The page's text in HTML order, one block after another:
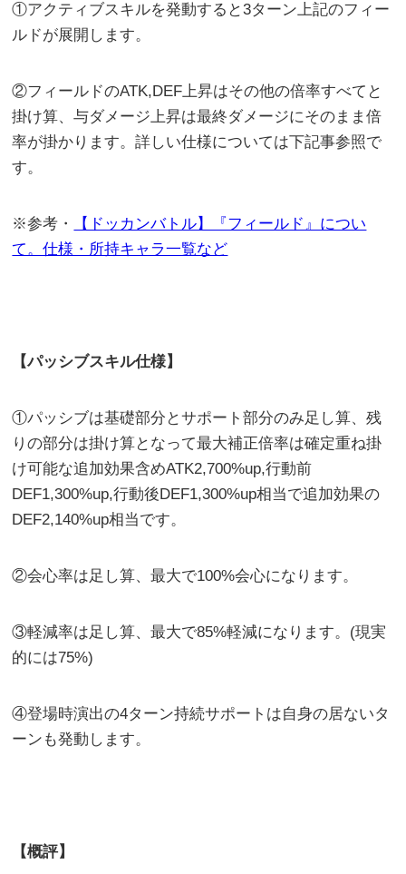
①アクティブスキルを発動すると3ターン上記のフィー
ルドが展開します。
②フィールドのATK,DEF上昇はその他の倍率すべてと
掛け算、与ダメージ上昇は最終ダメージにそのまま倍
率が掛かります。詳しい仕様については下記事参照で
す。
※参考・
【ドッカンバトル】『フィールド』につい
て。仕様・所持キャラ一覧など
【パッシブスキル仕様】
①パッシブは基礎部分とサポート部分のみ足し算、残
りの部分は掛け算となって最大補正倍率は確定重ね掛
け可能な追加効果含めATK2,700%up,行動前
DEF1,300%up,行動後DEF1,300%up相当で追加効果の
DEF2,140%up相当です。
②会心率は足し算、最大で100%会心になります。
③軽減率は足し算、最大で85%軽減になります。(現実
的には75%)
④登場時演出の4ターン持続サポートは自身の居ないタ
ーンも発動します。
【概評】